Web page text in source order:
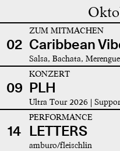
02
ZUM MITMACHEN
Caribbean
Salsa, Bachata, Merengue
09
KONZERT
PLH
Ultra Tour 2026 |
14
PERFORMANCE
LETTERS
amburo/fleischlin